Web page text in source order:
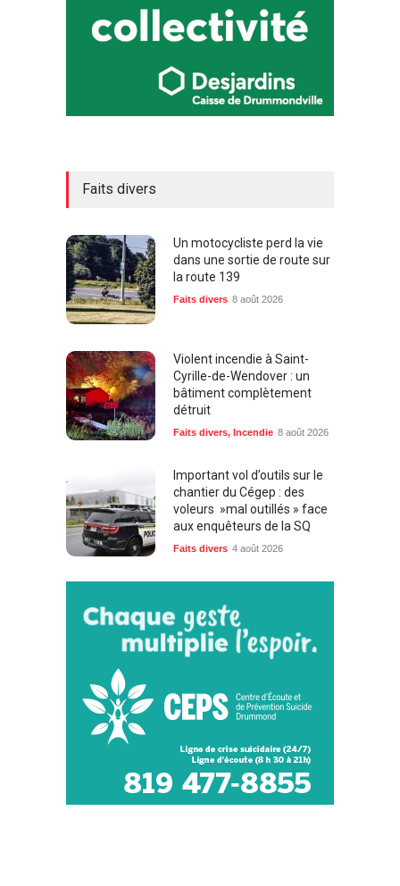
Faits divers
Un motocycliste perd la vie
dans une sortie de route sur
la route 139
Faits divers 8 août 2026
Violent incendie à Saint-
Cyrille-de-Wendover : un
bâtiment complètement
détruit
Faits divers, Incendie 8 août 2026
Important vol d’outils sur le
chantier du Cégep : des
voleurs »mal outillés » face
aux enquêteurs de la SQ
Faits divers 4 août 2026